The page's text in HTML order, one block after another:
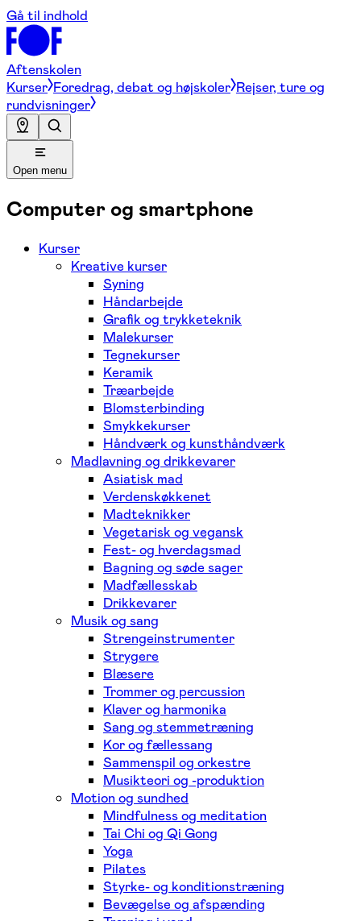
Gå til indhold
Aftenskolen
Kurser Foredrag, debat og højskoler Rejser, ture og
rundvisninger
Open menu
Computer og smartphone
Kurser
Kreative kurser
Syning
Håndarbejde
Grafik og trykketeknik
Malekurser
Tegnekurser
Keramik
Træarbejde
Blomsterbinding
Smykkekurser
Håndværk og kunsthåndværk
Madlavning og drikkevarer
Asiatisk mad
Verdenskøkkenet
Madteknikker
Vegetarisk og vegansk
Fest- og hverdagsmad
Bagning og søde sager
Madfællesskab
Drikkevarer
Musik og sang
Strengeinstrumenter
Strygere
Blæsere
Trommer og percussion
Klaver og harmonika
Sang og stemmetræning
Kor og fællessang
Sammenspil og orkestre
Musikteori og -produktion
Motion og sundhed
Mindfulness og meditation
Tai Chi og Qi Gong
Yoga
Pilates
Styrke- og konditionstræning
Bevægelse og afspænding